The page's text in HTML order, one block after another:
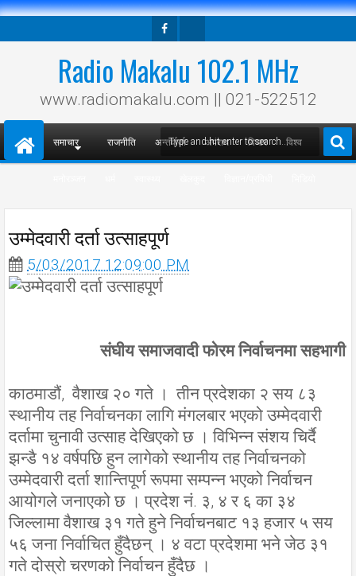
Radio Makalu 102.1 MHz
www.radiomakalu.com || 021-522512
समाचार राजनीति अन्तर्वार्ता अपराध विचार विश्व
उम्मेदवारी दर्ता उत्साहपूर्ण
5/03/2017 12:09:00 PM
संघीय समाजवादी फोरम निर्वाचनमा सहभागी
काठमाडौं, वैशाख २० गते । तीन प्रदेशका २ सय ८३
स्थानीय तह निर्वाचनका लागि मंगलबार भएको उम्मेदवारी
दर्तामा चुनावी उत्साह देखिएको छ । विभिन्न संशय चिर्दै
झन्डै १४ वर्षपछि हुन लागेको स्थानीय तह निर्वाचनको
उम्मेदवारी दर्ता शान्तिपूर्ण रूपमा सम्पन्न भएको निर्वाचन
आयोगले जनाएको छ । प्रदेश नं. ३, ४ र ६ का ३४
जिल्लामा वैशाख ३१ गते हुने निर्वाचनबाट १३ हजार ५ सय
५६ जना निर्वाचित हुँदैछन् । ४ वटा प्रदेशमा भने जेठ ३१
गते दोस्रो चरणको निर्वाचन हुँदैछ ।